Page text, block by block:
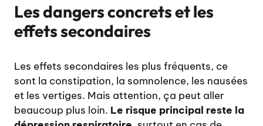
Les dangers concrets et les
effets secondaires
Les effets secondaires les plus fréquents, ce
sont la constipation, la somnolence, les nausées
et les vertiges. Mais attention, ça peut aller
beaucoup plus loin. Le risque principal reste la